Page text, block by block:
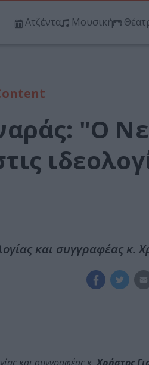
Ατζέντα Μουσική
"Ο
και συγγραφέας κ.